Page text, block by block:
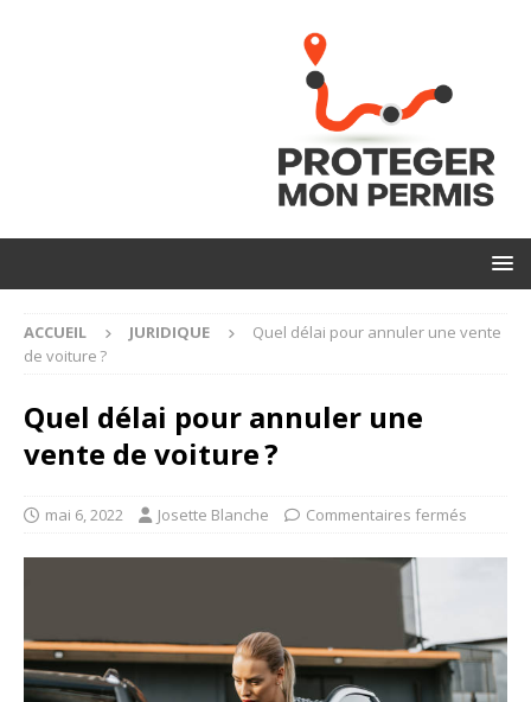
ACCUEIL JURIDIQUE
Quel délai pour annuler une vente
de voiture ?
Quel délai pour annuler une
vente de voiture ?
mai 6, 2022 Josette Blanche Commentaires fermés